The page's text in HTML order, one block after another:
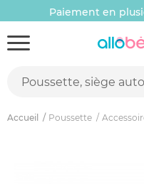
Paiement en
Accueil Poussette